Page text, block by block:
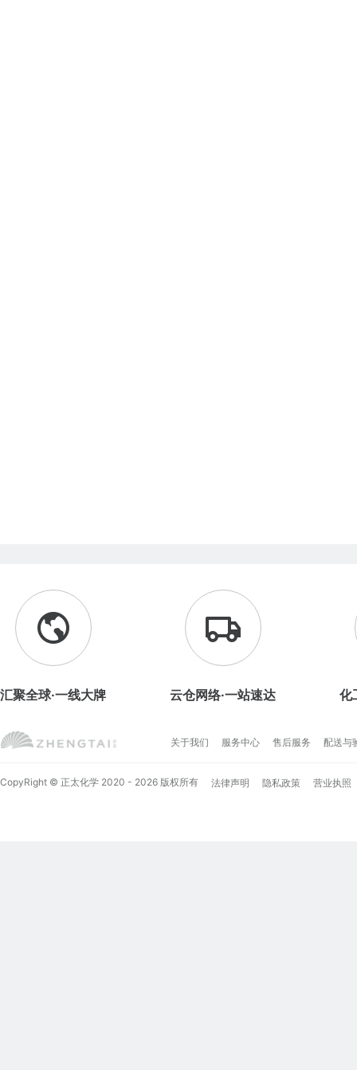
汇聚全球·一线大牌 云仓网络·一站速达 化
关于我们 服务中心 售后服务 配送与
CopyRight © 正太化学 2020 - 2026 版权所有 法律声明 隐私政策 营业执照